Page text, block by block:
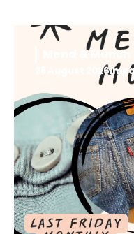
Mend & Munch
28 August 2026